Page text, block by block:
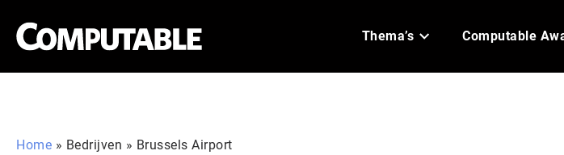
Thema’s Computable
Home » Bedrijven » Brussels Airport